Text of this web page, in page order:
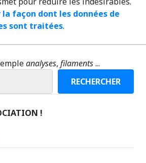
la façon dont les données de
sont traitées.
analyses, filaments...
RECHERCHER
!